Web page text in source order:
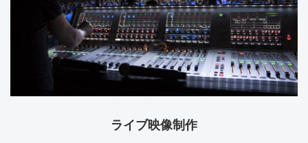
ライブ映像制作